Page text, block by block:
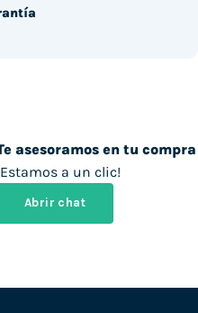
asesoramos en tu compra
a un clic!
Abrir chat